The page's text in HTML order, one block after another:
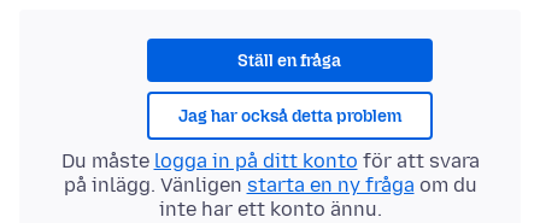
Ställ en fråga
Jag har också detta problem
Du måste logga in på ditt konto för att svara
på inlägg. Vänligen starta en ny fråga om du
inte har ett konto ännu.